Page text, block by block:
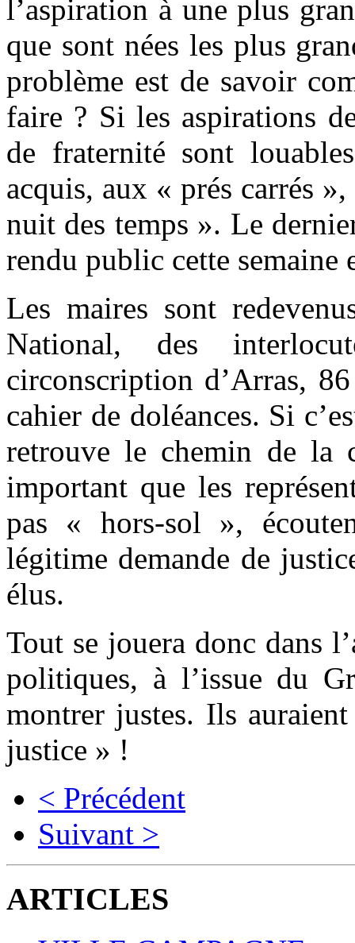
l’aspiration à une plus
que sont nées les plus
problème est de savoir
faire ? Si les aspirations
de fraternité sont
acquis, aux « prés carrés
nuit des temps ». Le
rendu public cette semaine
Les maires sont
National, des
circonscription d’Arras,
cahier de doléances. Si
retrouve le chemin de la
important que les
pas « hors-sol »,
légitime demande de
élus.
Tout se jouera donc dans
politiques, à l’issue du
montrer justes. Ils
justice » !
< Précédent
Suivant >
ARTICLES